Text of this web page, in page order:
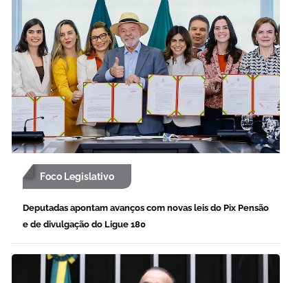
Foco Legislativo
Deputadas apontam avanços com novas leis do Pix Pensão
e de divulgação do Ligue 180